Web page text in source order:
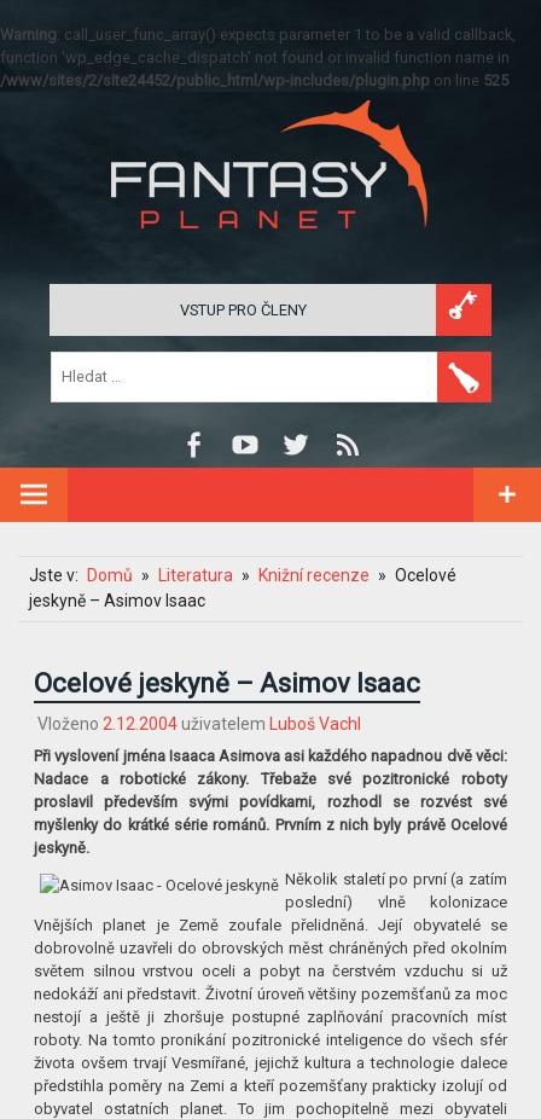
Warning: call_user_func_array() expects parameter 1 to be a valid callback,
function 'wp_edge_cache_dispatch' not found or invalid function name in
/www/sites/2/site24452/public_html/wp-includes/plugin.php on line 525
VSTUP PRO ČLENY
Jste v: Domů Literatura Knižní recenze
Ocelové
jeskyně – Asimov Isaac
Ocelové jeskyně – Asimov Isaac
Vloženo 2.12.2004uživatelem Luboš Vachl
Při vyslovení jména Isaaca Asimova asi každého napadnou dvě věci:
Nadace a robotické zákony. Třebaže své pozitronické roboty
proslavil především svými povídkami, rozhodl se rozvést své
myšlenky do krátké série románů. Prvním z nich byly právě Ocelové
jeskyně.
Několik staletí po první (a zatím
poslední) vlně kolonizace
Vnějších planet je Země zoufale přelidněná. Její obyvatelé se
dobrovolně uzavřeli do obrovských měst chráněných před okolním
světem silnou vrstvou oceli a pobyt na čerstvém vzduchu si už
nedokáží ani představit. Životní úroveň většiny pozemšťanů za moc
nestojí a ještě ji zhoršuje postupné zaplňování pracovních míst
roboty. Na tomto pronikání pozitronické inteligence do všech sfér
života ovšem trvají Vesmířané, jejichž kultura a technologie dalece
předstihla poměry na Zemi a kteří pozemšťany prakticky izolují od
obyvatel ostatních planet. To jim pochopitelně mezi obyvateli